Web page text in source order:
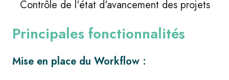
Contrôle de l'état d'avancement des projets
Principales fonctionnalités
Mise en place du Workflow :